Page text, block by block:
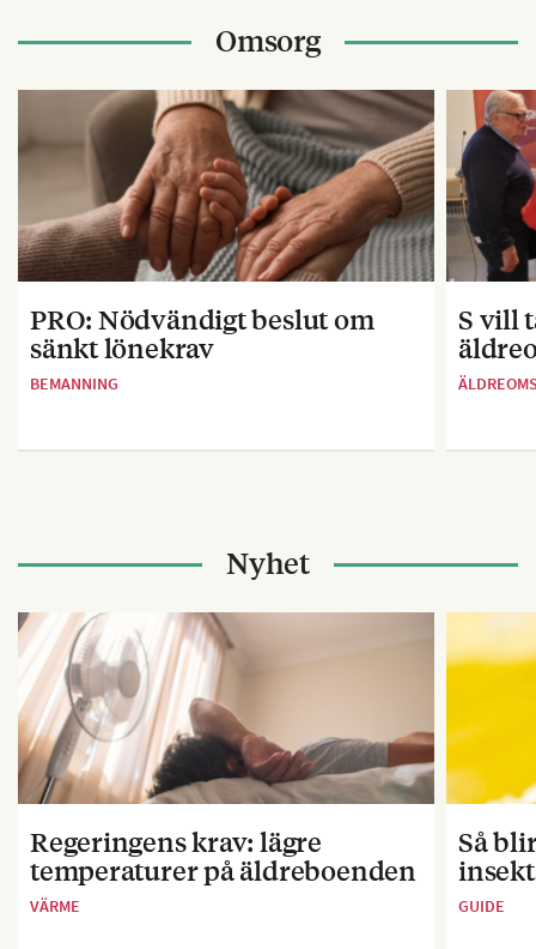
Omsorg
PRO: Nödvändigt beslut om
sänkt lönekrav
BEMANNING
S vill
Nyhet
Regeringens krav: lägre
temperaturer på äldreboenden
VÄRME
Så
GUIDE